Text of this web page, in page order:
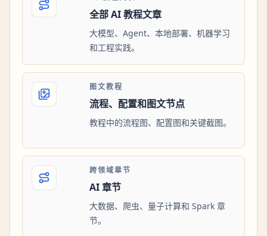
全部 AI 教程文章
大模型、Agent、本地部署、机器学习
和工程实践。
图文教程
流程、配置和图文节点
教程中的流程图、配置图和关键截图。
跨领域章节
AI 章节
大数据、爬虫、量子计算和 Spark 章
节。